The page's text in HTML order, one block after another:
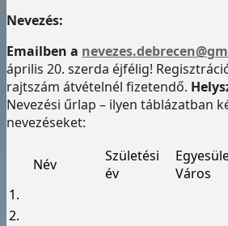
Nevezés:
Emailben a
április 20. szerda éjfélig!
rajtszám átvételnél fizetendő.
Nevezési űrlap – ilyen táblázatban
nevezéseket:
Név
Születési
év
Város
1.
2.